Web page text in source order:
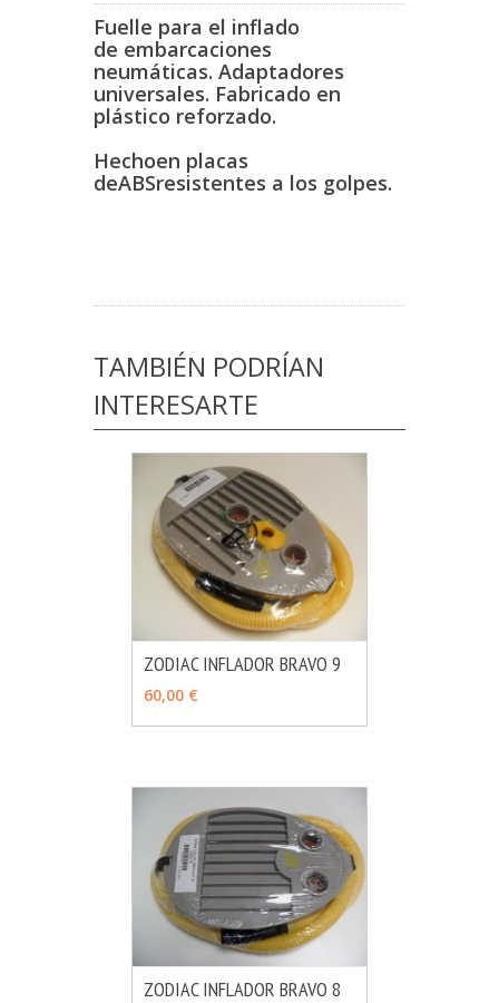
Fuelle para el inflado
de embarcaciones
neumáticas. Adaptadores
universales. Fabricado en
plástico reforzado.
Hechoen placas
deABSresistentes a los golpes.
TAMBIÉN PODRÍAN
INTERESARTE
ZODIAC INFLADOR BRAVO 9
60,00 €
ZODIAC INFLADOR BRAVO 8